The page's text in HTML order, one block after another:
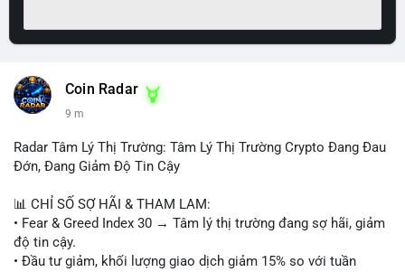
Coin Radar
9 m
Radar Tâm Lý Thị Trường: Tâm Lý Thị Trường Crypto Đang Đau
Đớn, Đang Giảm Độ Tin Cậy
📊 CHỈ SỐ SỢ HÃI & THAM LAM:
• Fear & Greed Index 30 → Tâm lý thị trường đang sợ hãi, giảm
độ tin cậy.
• Đầu tư giảm, khối lượng giao dịch giảm 15% so với tuần